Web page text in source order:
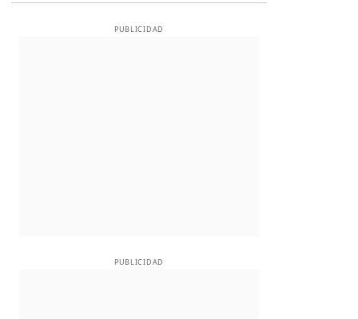
PUBLICIDAD
PUBLICIDAD